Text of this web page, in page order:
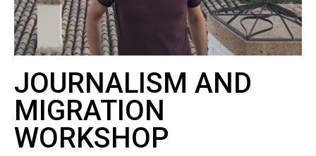
JOURNALISM AND
MIGRATION
WORKSHOP